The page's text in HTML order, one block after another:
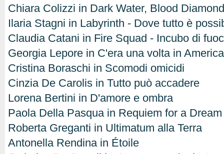
Chiara Colizzi in Dark Water, Blood
Ilaria Stagni in Labyrinth - Dove tutto è
Claudia Catani in Fire Squad - Incubo di
Georgia Lepore in C'era una volta in America
Cristina Boraschi in Scomodi omicidi
Cinzia De Carolis in Tutto può accadere
Lorena Bertini in D'amore e ombra
Paola Della Pasqua in Requiem for a Dream
Roberta Greganti in Ultimatum alla Terra
Antonella Rendina in Étoile